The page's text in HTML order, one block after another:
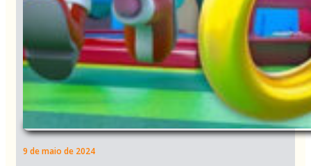
9 de maio de 2024